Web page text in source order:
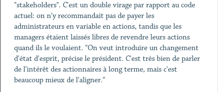
"stakeholders". C'est un double virage par rapport au code
actuel: on n'y recommandait pas de payer les
administrateurs en variable en actions, tandis que les
managers étaient laissés libres de revendre leurs actions
quand ils le voulaient. "On veut introduire un changement
d'état d'esprit, précise le président. C'est très bien de parler
de l'intérêt des actionnaires à long terme, mais c'est
beaucoup mieux de l'aligner."